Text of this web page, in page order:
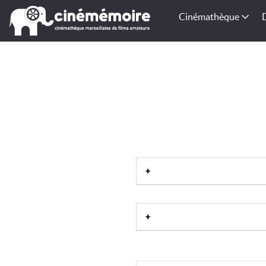
Cinémathèque
Type de culture|Récolte|